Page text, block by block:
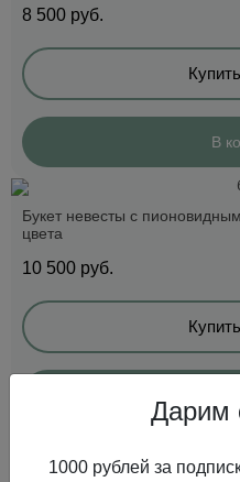
8 500 руб.
В
Букет невесты с
цвета
10 500 руб.
Букет невесты с пионами и
Дарим
1000 рублей за